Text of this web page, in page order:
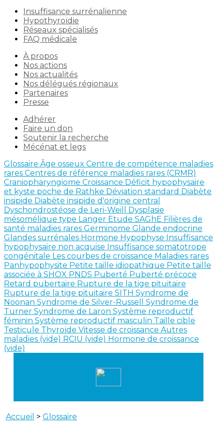
Insuffisance surrénalienne
Hypothyroïdie
Réseaux spécialisés
FAQ médicale
À propos
Nos actions
Nos actualités
Nos délégués régionaux
Partenaires
Presse
Adhérer
Faire un don
Soutenir la recherche
Mécénat et legs
Glossaire Âge osseux Centre de compétence maladies
rares Centres de référence maladies rares (CRMR)
Craniopharyngiome Croissance Déficit hypophysaire
et kyste poche de Rathke Déviation standard Diabète
insipide Diabète insipide d'origine central
Dyschondrostéose de Leri-Weill Dysplasie
mésomélique type Langer Etude SAGhE Filières de
santé maladies rares Germinome Glande endocrine
Glandes surrénales Hormone Hypophyse Insuffisance
hypophysaire non acquise Insuffisance somatotrope
congénitale Les courbes de croissance Maladies rares
Panhypophysite Petite taille idiopathique Petite taille
associée à SHOX PNDS Puberté Puberté précoce
Retard pubertaire Rupture de la tige pituitaire
Rupture de la tige pituitaire SITH Syndrome de
Noonan Syndrome de Silver-Russell Syndrome de
Turner Syndrome de Laron Système reproductif
féminin Système reproductif masculin Taille cible
Testicule Thyroïde Vitesse de croissance Autres
maladies (vide) RCIU (vide) Hormone de croissance
(vide)
Accueil > Glossaire